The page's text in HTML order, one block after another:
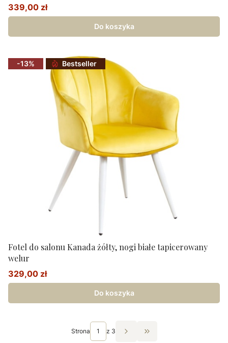
Cena promocyjna
339,00 zł
Do koszyka
-13% Bestseller
Fotel do salonu Kanada żółty, nogi białe tapicerowany
welur
Cena promocyjna
329,00 zł
Do koszyka
Strona z 3 Przejdź do ostatniej